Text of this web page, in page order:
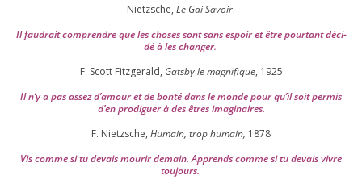
Nietzsche, Le Gai Savoir.
Il fau­drait com­prendre que les choses sont sans espoir et être pour­tant déci­
dé à les chan­ger.
F. Scott Fitzgerald, Gatsby le magni­fique, 1925
Il n’y a pas assez d’a­mour et de bon­té dans le monde pour qu’il soit per­mis
d’en pro­di­guer à des êtres imaginaires.
F. Nietzsche, Humain, trop humain, 1878
Vis comme si tu devais mou­rir demain. Apprends comme si tu devais vivre
toujours.